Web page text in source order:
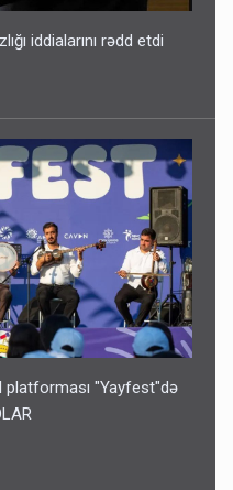
iddialarını rədd etdi
"Yayfest"də